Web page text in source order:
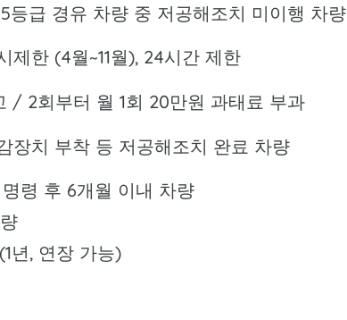
등급 경유 차량 중 저공해조치 미이행 차량
제한 (4월~11월), 24시간 제한
/ 2회부터 월 1회 20만원 과태료 부과
장치 부착 등 저공해조치 완료 차량
령 후 6개월 이내 차량
년, 연장 가능)